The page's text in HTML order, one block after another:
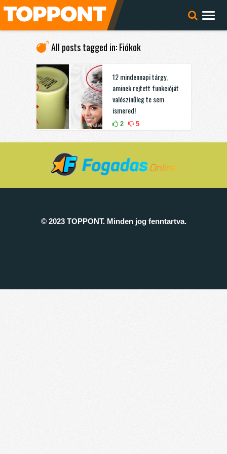
All posts tagged in: Fiókok
12 mindennapi tárgy,
aminek rejtett funkcióját
valószínűleg te sem
ismered!
2 5
© 2023 TOPPONT. Minden jog fenntartva.